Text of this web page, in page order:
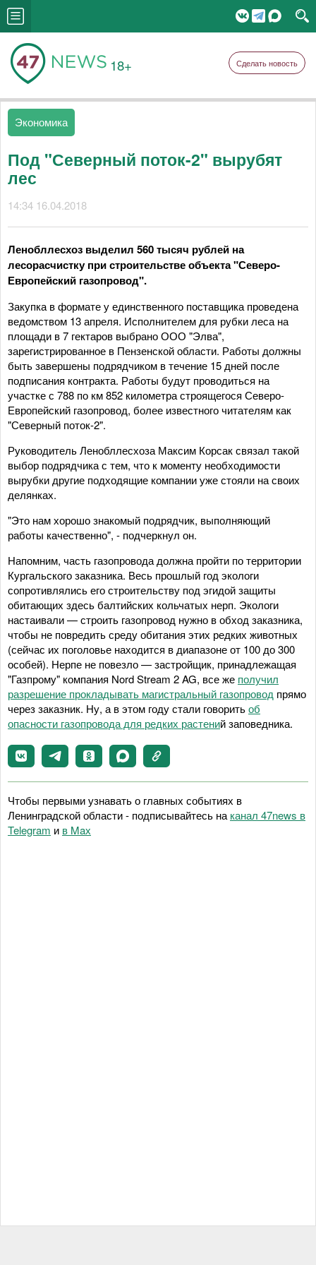
18+ Сделать новость
Экономика
Под "Северный поток-2" вырубят
лес
14:34 16.04.2018
Ленобллесхоз выделил 560 тысяч рублей на
лесорасчистку при строительстве объекта "Северо-
Европейский газопровод".
Закупка в формате у единственного поставщика проведена
ведомством 13 апреля. Исполнителем для рубки леса на
площади в 7 гектаров выбрано ООО "Элва",
зарегистрированное в Пензенской области. Работы должны
быть завершены подрядчиком в течение 15 дней после
подписания контракта. Работы будут проводиться на
участке с 788 по км 852 километра строящегося Северо-
Европейский газопровод, более известного читателям как
"Северный поток-2".
Руководитель Ленобллесхоза Максим Корсак связал такой
выбор подрядчика с тем, что к моменту необходимости
вырубки другие подходящие компании уже стояли на своих
делянках.
"Это нам хорошо знакомый подрядчик, выполняющий
работы качественно", - подчеркнул он.
Напомним, часть газопровода должна пройти по территории
Кургальского заказника. Весь прошлый год экологи
сопротивлялись его строительству под эгидой защиты
обитающих здесь балтийских кольчатых нерп. Экологи
настаивали — строить газопровод нужно в обход заказника,
чтобы не повредить среду обитания этих редких животных
(сейчас их поголовье находится в диапазоне от 100 до 300
особей). Нерпе не повезло — застройщик, принадлежащая
"Газпрому" компания Nord Stream 2 AG, все же получил
разрешение прокладывать магистральный газопровод прямо
через заказник. Ну, а в этом году стали говоритьоб
опасности газопровода для редких растений заповедника.
Чтобы первыми узнавать о главных событиях в
Ленинградской области - подписывайтесь на канал 47news в
Telegram и в Maх